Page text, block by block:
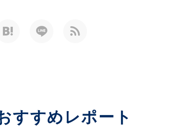
すすめレポート